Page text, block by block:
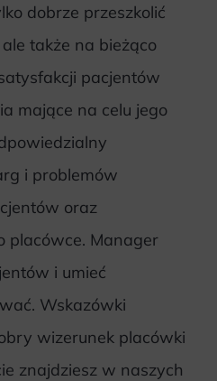
dobrze przeszkolić
także na bieżąco
pacjentów
mające na celu jego
i problemów
oraz
placówce. Manager
i umieć
Wskazówki
wizerunek placówki
znajdziesz w naszych